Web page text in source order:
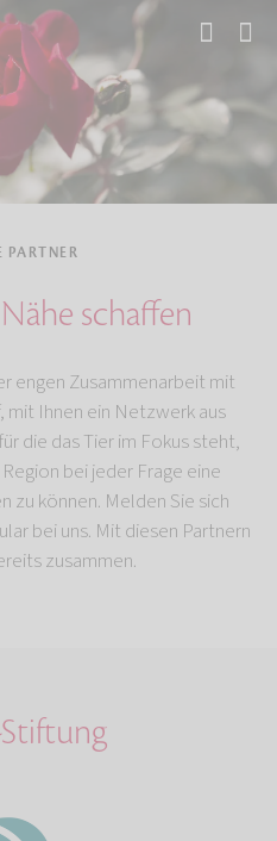
PARTNER
schaffen
engen Zusammenarbeit mit
mit Ihnen ein Netzwerk aus
die das Tier im Fokus steht,
bei jeder Frage eine
können. Melden Sie sich
bei uns. Mit diesen Partnern
zusammen.